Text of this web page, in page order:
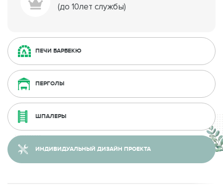
(до 10лет службы)
ПЕЧИ БАРБЕКЮ
ПЕРГОЛЫ
ШПАЛЕРЫ
ИНДИВИДУАЛЬНЫЙ ДИЗАЙН ПРОЕКТА